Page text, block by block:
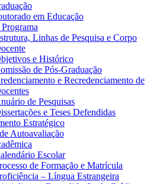
em Educação
Linhas de Pesquisa e Corpo
e Histórico
de Pós-Graduação
e Recredenciamento de
de Pesquisas
e Teses Defendidas
Estratégico
Autoavaliação
Escolar
de Formação e Matrícula
– Língua Estrangeira